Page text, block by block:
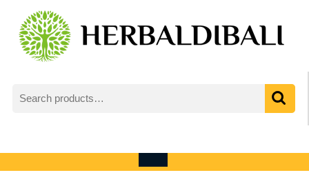
content
for:
Account
cart
Open